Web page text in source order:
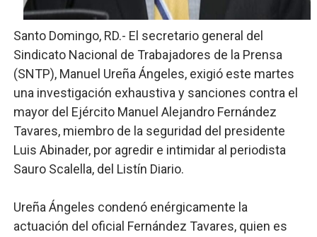
Santo Domingo, RD.- El secretario general del
Sindicato Nacional de Trabajadores de la Prensa
(SNTP), Manuel Ureña Ángeles, exigió este martes
una investigación exhaustiva y sanciones contra el
mayor del Ejército Manuel Alejandro Fernández
Tavares, miembro de la seguridad del presidente
Luis Abinader, por agredir e intimidar al periodista
Sauro Scalella, del Listín Diario.
Ureña Ángeles condenó enérgicamente la
actuación del oficial Fernández Tavares, quien es